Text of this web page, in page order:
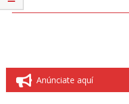
Anúnciate aquí